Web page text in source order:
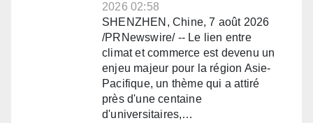
2026 02:58
SHENZHEN, Chine, 7 août 2026
/PRNewswire/ -- Le lien entre
climat et commerce est devenu un
enjeu majeur pour la région Asie-
Pacifique, un thème qui a attiré
près d'une centaine
d'universitaires,…